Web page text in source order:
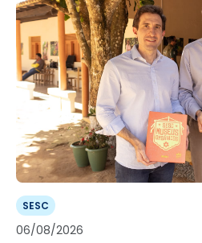
SESC
06/08/2026